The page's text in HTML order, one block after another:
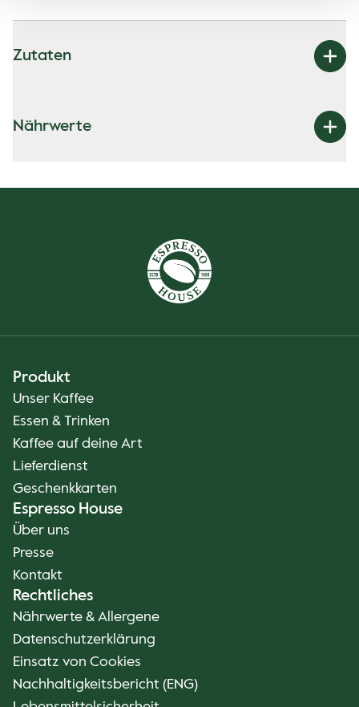
Zutaten
Nährwerte
Produkt
Unser Kaffee
Essen & Trinken
Kaffee auf deine Art
Lieferdienst
Geschenkkarten
Espresso House
Über uns
Presse
Kontakt
Rechtliches
Nährwerte & Allergene
Datenschutzerklärung
Einsatz von Cookies
Nachhaltigkeitsbericht (ENG)